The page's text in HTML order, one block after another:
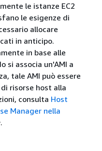
le istanze EC2
le esigenze di
allocare
in anticipo.
in base alle
si associa un'AMI a
tale AMI può essere
risorse host alla
consulta Host
Manager nella
.